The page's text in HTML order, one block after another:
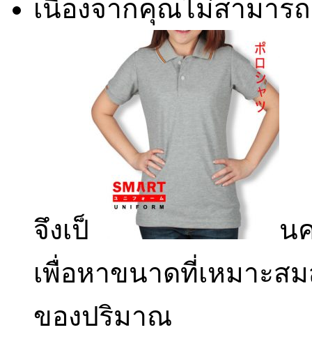
เนื่องจากคุณไม่สามาร
จึงเป็
น
เพื่อหาขนาดที่เหมาะ
ของปริมาณ